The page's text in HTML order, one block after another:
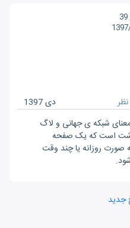
39
دی 1397
شبکه ی جهانی و لاگ
نوشت است که یک صفحه
روزانه یا چند وقت
جدید